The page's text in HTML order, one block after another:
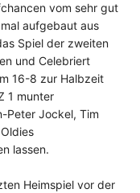
vom sehr gut
aufgebaut aus
Spiel der zweiten
und Celebriert
16-8 zur Halbzeit
1 munter
Peter Jockel, Tim
lassen.
Heimspiel vor der